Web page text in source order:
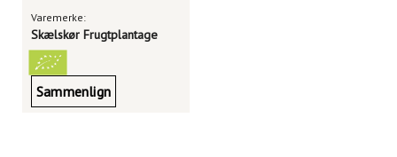
Varemerke:
Skælskør Frugtplantage
Sammenlign